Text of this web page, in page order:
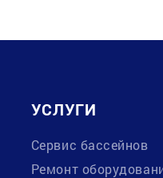
УСЛУГИ
Сервис бассейнов
Ремонт